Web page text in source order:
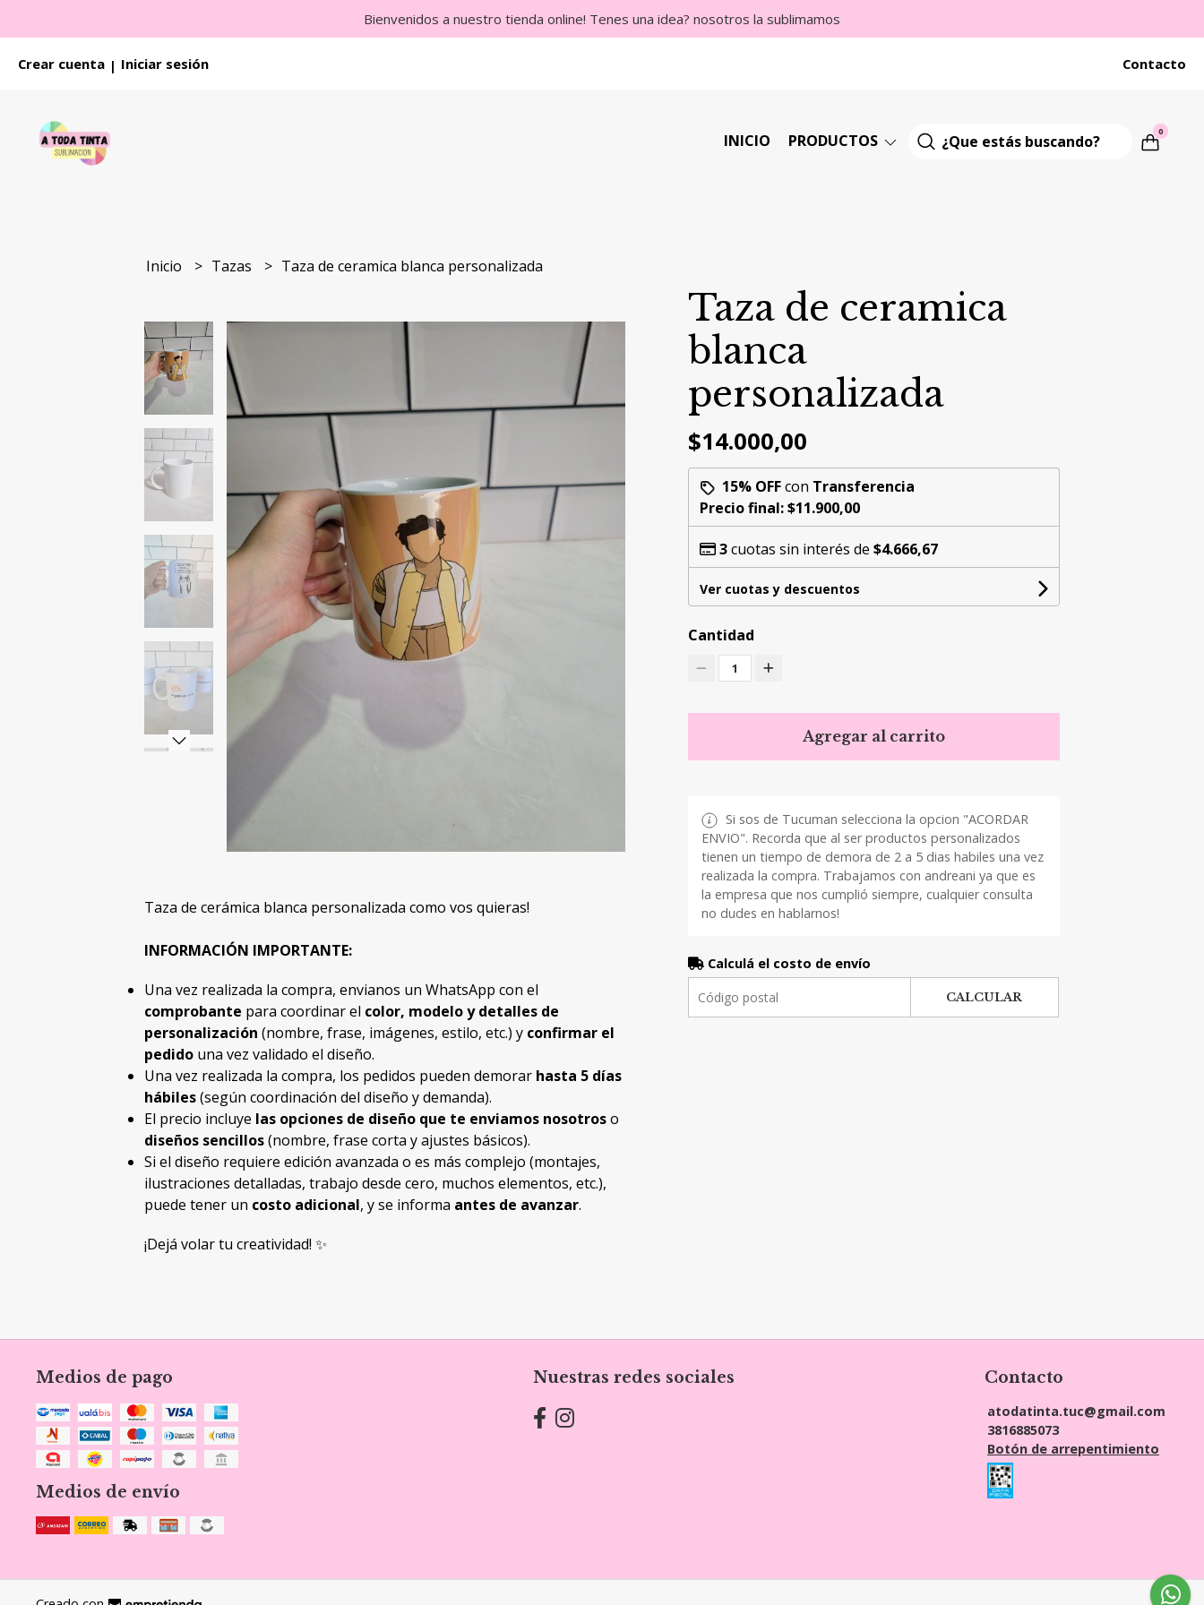
Bienvenidos a nuestro tienda online! Tenes una idea? nosotros la sublimamos
Crear cuenta | Iniciar sesión Contacto
INICIO PRODUCTOS 0
Inicio Tazas Taza de ceramica blanca personalizada
Taza de cerámica blanca personalizada como vos quieras!
INFORMACIÓN IMPORTANTE:
Una vez realizada la compra, envianos un WhatsApp con el
comprobante para coordinar el color, modelo y detalles de
personalización (nombre, frase, imágenes, estilo, etc.) y confirmar el
pedido una vez validado el diseño.
Una vez realizada la compra, los pedidos pueden demorar hasta 5 días
hábiles(según coordinación del diseño y demanda).
El precio incluye las opciones de diseño que te enviamos nosotroso
diseños sencillos(nombre, frase corta y ajustes básicos).
Si el diseño requiere edición avanzada o es más complejo (montajes,
ilustraciones detalladas, trabajo desde cero, muchos elementos, etc.),
puede tener un costo adicional, y se informa antes de avanzar.
¡Dejá volar tu creatividad! ✨
Taza de ceramica
blanca
personalizada
$14.000,00
15% OFFcon Transferencia
Precio final:$11.900,00
3cuotas sin interés de $4.666,67
Ver cuotas y descuentos
Cantidad
1
Agregar al carrito
Si sos de Tucuman selecciona la opcion "ACORDAR
ENVIO". Recorda que al ser productos personalizados
tienen un tiempo de demora de 2 a 5 dias habiles una vez
realizada la compra. Trabajamos con andreani ya que es
la empresa que nos cumplió siempre, cualquier consulta
no dudes en hablarnos!
Calculá el costo de envío
CALCULAR
Medios de pago
Medios de envío
Nuestras redes sociales Contacto
atodatinta.tuc@gmail.com
3816885073
Botón de arrepentimiento